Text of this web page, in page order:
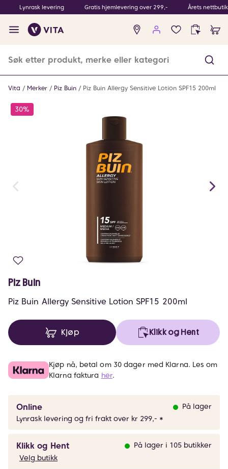
Lynrask levering Gratis hjemlevering over 299,- Årets
Ingen
produkter
Vita Merker Piz Buin Piz Buin Allergy Sensitive Lotion SPF15 200ml
30%
Piz Buin
Piz Buin Allergy Sensitive Lotion SPF15 200ml
Kjøp Klikk og Hent
Kjøp nå, betal om 30 dager med Klarna. Les om
Klarna faktura her.
Online
På lager
Lynrask levering og fri frakt over kr 299,- *
Klikk og Hent
På lager i 105 butikker
Velg butikk